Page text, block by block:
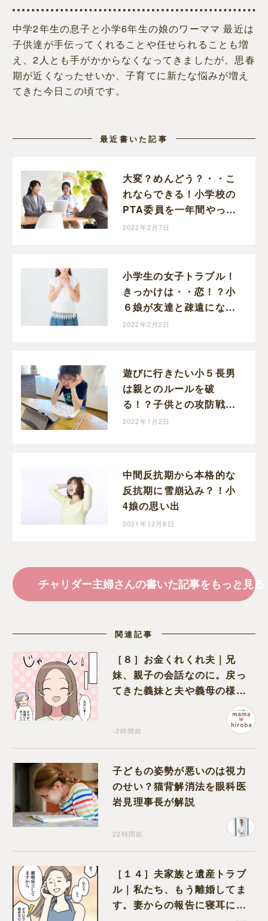
中学2年生の息子と小学6年生の娘のワーママ 最近は
子供達が手伝ってくれることや任せられることも増
え、2人とも手がかからなくなってきましたが、思春
期が近くなったせいか、子育てに新たな悩みが増え
てきた今日この頃です。
最近書いた記事
大変？めんどう？・・こ
れならできる！小学校の
PTA委員を一年間やって
みて思ったこと。
2022年2月7日
小学生の女子トラブル！
きっかけは・・恋！？小
６娘が友達と疎遠になっ
た話
2022年2月2日
遊びに行きたい小５長男
は親とのルールを破
る！？子供との攻防戦！
ひらめいた！じゃないか
2022年1月2日
中間反抗期から本格的な
反抗期に雪崩込み？！小
4娘の思い出
2021年12月6日
チャリダー主婦さんの書いた記事をもっと見る
関連記事
［８］お金くれくれ夫｜兄
妹、親子の会話なのに。戻っ
てきた義妹と夫や義母の様子
-2時間前
子どもの姿勢が悪いのは視力
のせい？猫背解消法を眼科医
岩見理事長が解説
22時間前
［１４］夫家族と遺産トラブ
ル｜私たち、もう離婚してま
す。妻からの報告に寝耳に水